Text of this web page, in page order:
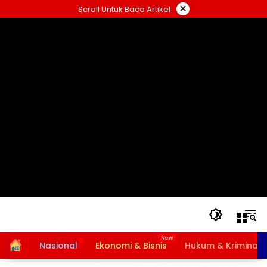
ke
Scroll Untuk Baca Artikel ×
HomeNasional Ekonomi & Bisnis Hukum & Kriminal
Bansos PKH dan BPNT